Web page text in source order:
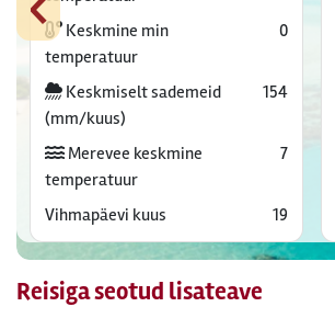
Keskmine min
temperatuur
0
Keskmiselt sademeid
(mm/kuus)
154
Merevee keskmine
temperatuur
7
Vihmapäevi kuus 19
Reisiga seotud lisateave